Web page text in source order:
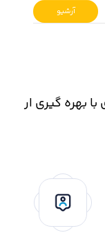
آرشیو
بهره گیری ار